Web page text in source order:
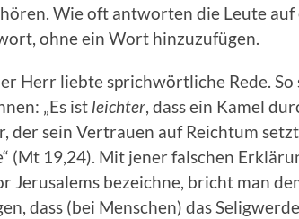
Wie oft antworten die Leute
ohne ein Wort hinzuzufügen.
Herr liebte sprichwörtliche Rede. So
„Es ist leichter, dass ein Kamel
der sein Vertrauen auf Reichtum
(Mt 19,24). Mit jener falschen
Jerusalems bezeichne, bricht man
dass (bei Menschen) das